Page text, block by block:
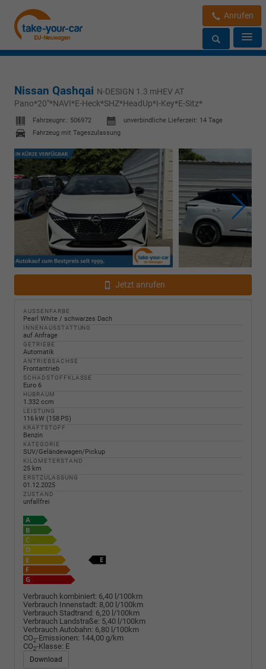
Anrufen
Nissan Qashqai N-DESIGN 1.3 mHEV AT
Pano*20"*NAVI*E-Heck*SHZ*HeadUp*I-Key*E-Sitz*
Fahrzeugnr.: 506972 unverbindliche Lieferzeit: 14 Tage
Fahrzeug mit Tageszulassung
Jetzt anrufen
AUSSENFARBE
Pearl White / schwarzes Dach
INNENAUSSTATTUNG
auf Anfrage
GETRIEBE
Automatik
ANTRIEBSACHSE
Frontantrieb
SCHADSTOFFKLASSE
Euro 6
HUBRAUM
1.332 ccm
LEISTUNG
116 kW (158 PS)
KRAFTSTOFF
Benzin
KATEGORIE
SUV/Geländewagen/Pickup
KILOMETERSTAND
25 km
ERSTZULASSUNG
01.12.2025
ZUSTAND
unfallfrei
Verbrauch kombiniert: 6,40 l/100km
Verbrauch Innenstadt: 8,00 l/100km
Verbrauch Stadtrand: 6,20 l/100km
Verbrauch Landstraße: 5,40 l/100km
Verbrauch Autobahn: 6,80 l/100km
CO2-Emissionen: 144,00 g/km
CO2-Klasse: E
Download